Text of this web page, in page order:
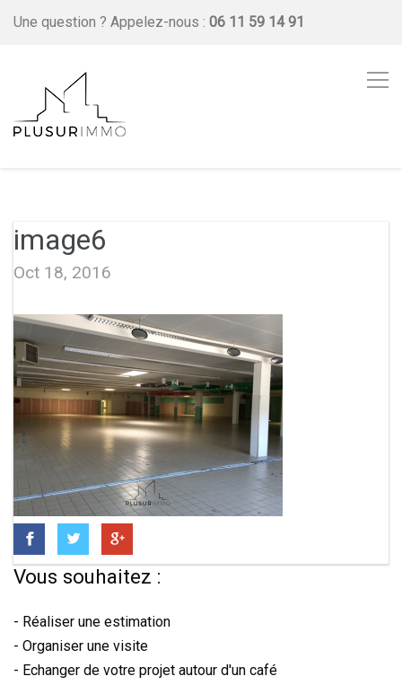
Une question ? Appelez-nous : 06 11 59 14 91
image6
Oct 18, 2016
Vous souhaitez :
- Réaliser une estimation
- Organiser une visite
- Echanger de votre projet autour d'un café